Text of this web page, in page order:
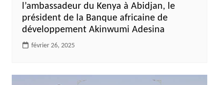
l’ambassadeur du Kenya à Abidjan, le
président de la Banque africaine de
développement Akinwumi Adesina
février 26, 2025